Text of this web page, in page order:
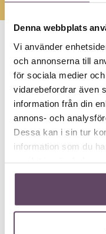
Denna webbplats
Vi använder
och annonserna till
för sociala medier
vidarebefordrar även
information från din
annons- och
Dessa kan i sin tur
information som du
Hör av